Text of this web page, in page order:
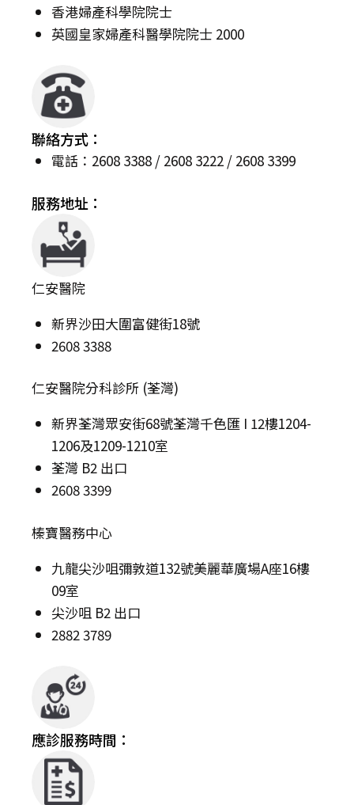
香港婦產科學院院士
英國皇家婦產科醫學院院士 2000
聯絡方式：
電話：2608 3388 / 2608 3222 / 2608 3399
服務地址：
仁安醫院
新界沙田大圍富健街18號
2608 3388
仁安醫院分科診所 (荃灣)
新界荃灣眾安街68號荃灣千色匯 I 12樓1204-
1206及1209-1210室
荃灣 B2 出口
2608 3399
榛寶醫務中心
九龍尖沙咀彌敦道132號美麗華廣場A座16樓
09室
尖沙咀 B2 出口
2882 3789
應診服務時間：